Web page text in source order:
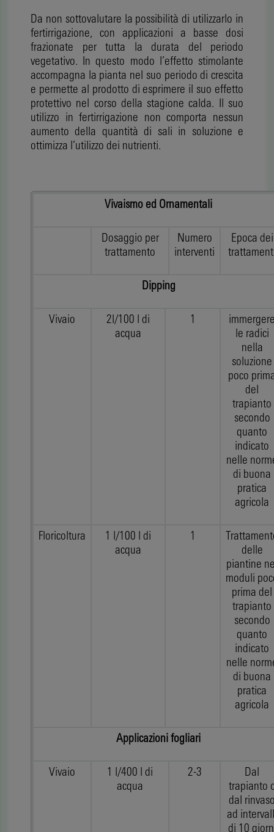
Da non sottovalutare la possibilità di utilizzarlo in
fertirrigazione, con applicazioni a basse dosi
frazionate per tutta la durata del periodo
vegetativo. In questo modo l’effetto stimolante
accompagna la pianta nel suo periodo di crescita
e permette al prodotto di esprimere il suo effetto
protettivo nel corso della stagione calda. Il suo
utilizzo in fertirrigazione non comporta nessun
aumento della quantità di sali in soluzione e
ottimizza l’utilizzo dei nutrienti.
Vivaismo ed Ornamentali
Dosaggio per
trattamento
Numero
interventi
Epoca dei
Dipping
Vivaio
2l/100 l di
acqua
1
le radici
nella
soluzione
poco
del
trapianto
secondo
quanto
indicato
nelle
di buona
pratica
agricola
Floricoltura
1 l/100 l di
acqua
1
delle
piantine
moduli
prima del
trapianto
secondo
quanto
indicato
nelle
di buona
pratica
agricola
Applicazioni fogliari
Vivaio
1 l/400 l di
acqua
2-3
Dal
trapianto
dal
ad
di 10